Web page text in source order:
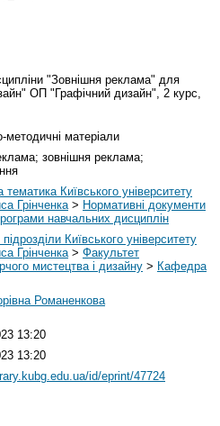
"Зовнішня реклама" для
ОП "Графічний дизайн", 2 курс,
методичні матеріали
зовнішня реклама;
тематика Київського університету
Грінченка> Нормативні документи
навчальних дисциплін
підрозділи Київського університету
Грінченка> Факультет
мистецтва і дизайну > Кафедра
Романенкова
13:20
13:20
id/eprint/47724